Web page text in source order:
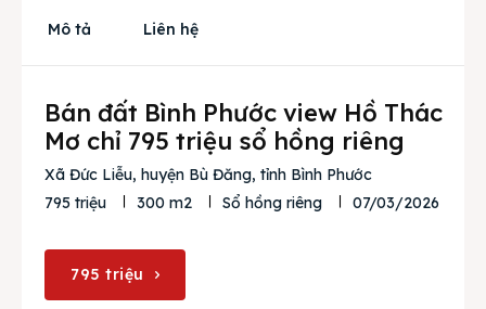
Liên hệ
Search
Mô tả Liên hệ
Bán đất Bình Phước view Hồ Thác
Mơ chỉ 795 triệu sổ hồng riêng
Xã Đức Liễu, huyện Bù Đăng, tỉnh Bình Phước
795 triệu
300 m2 Sổ hồng riêng 07/03/2026
795 triệu